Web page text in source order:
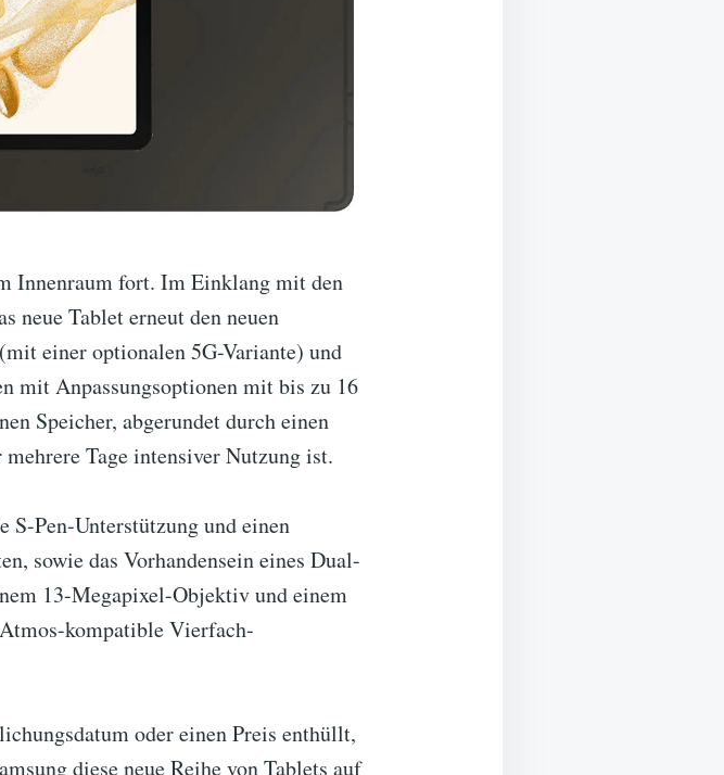
Innenraum fort. Im Einklang mit den
neue Tablet erneut den neuen
einer optionalen 5G-Variante) und
mit Anpassungsoptionen mit bis zu 16
Speicher, abgerundet durch einen
Tage intensiver Nutzung ist.
S-Pen-Unterstützung und einen
sowie das Vorhandensein eines Dual-
13-Megapixel-Objektiv und einem
kompatible Vierfach-
oder einen Preis enthüllt,
diese neue Reihe von Tablets auf